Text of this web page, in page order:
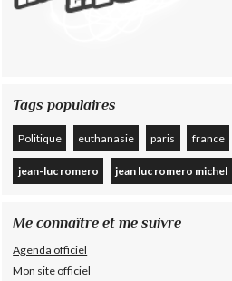
Tags populaires
Politique euthanasie paris france
jean-luc romero jean luc romero michel
Me connaître et me suivre
Agenda officiel
Mon site officiel